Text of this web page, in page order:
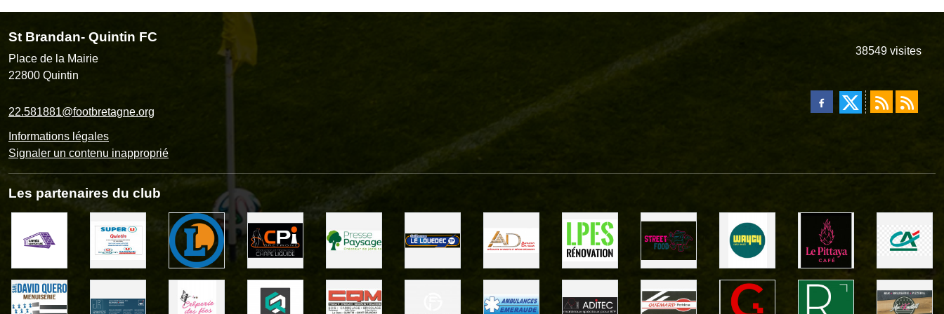
St Brandan- Quintin FC
Place de la Mairie
22800 Quintin
22.581881@footbretagne.org
Informations légales
Signaler un contenu inapproprié
38549 visites
Les partenaires du club